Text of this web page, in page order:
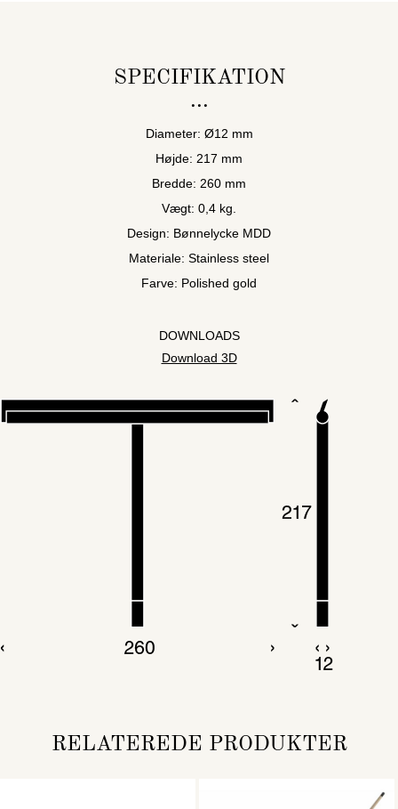
SPECIFIKATION
Diameter: Ø12 mm
Højde: 217 mm
Bredde: 260 mm
Vægt: 0,4 kg.
Design: Bønnelycke MDD
Materiale: Stainless steel
Farve: Polished gold
DOWNLOADS
Download 3D
RELATEREDE PRODUKTER